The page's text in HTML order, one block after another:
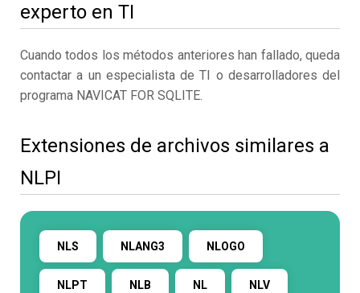
experto en TI
Cuando todos los métodos anteriores han fallado, queda
contactar a un especialista de TI o desarrolladores del
programa NAVICAT FOR SQLITE.
Extensiones de archivos similares a
NLPI
NLS NLANG3 NLOGO
NLPT NLB NL NLV